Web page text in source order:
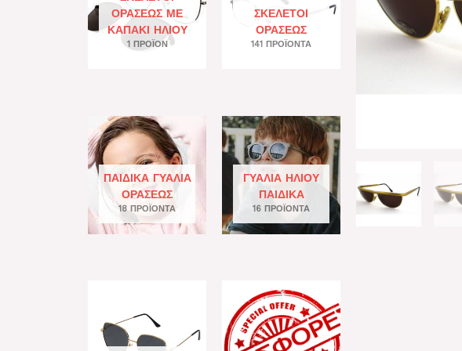
ΟΡΆΣΕΩΣ ΜΕ
ΚΑΠΆΚΙ ΗΛΊΟΥ
1 ΠΡΟΪΌΝ
ΣΚΕΛΕΤΟΊ
ΟΡΆΣΕΩΣ
141 ΠΡΟΪΌΝΤΑ
ΠΑΙΔΙΚΆ ΓΥΑΛΙΆ
ΟΡΆΣΕΩΣ
18 ΠΡΟΪΌΝΤΑ
ΓΥΑΛΙΆ ΗΛΊΟΥ
ΠΑΙΔΙΚΆ
16 ΠΡΟΪΌΝΤΑ